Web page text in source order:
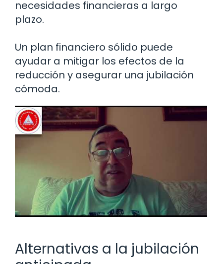
necesidades financieras a largo
plazo.
Un plan financiero sólido puede
ayudar a mitigar los efectos de la
reducción y asegurar una jubilación
cómoda.
Alternativas a la jubilación